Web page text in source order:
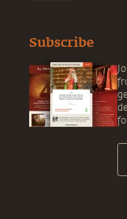
Subscribe